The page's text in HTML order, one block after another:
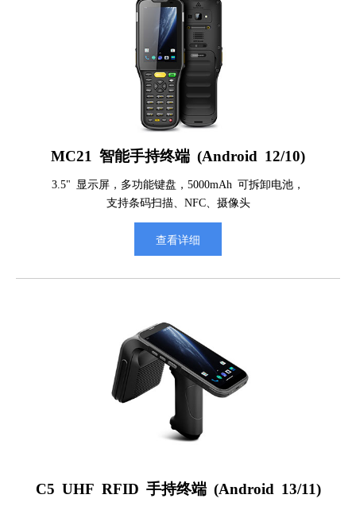
MC21 智能手持终端 (Android 12/10)
3.5" 显示屏，多功能键盘，5000mAh 可拆卸电池，
支持条码扫描、NFC、摄像头
查看详细
C5 UHF RFID 手持终端 (Android 13/11)